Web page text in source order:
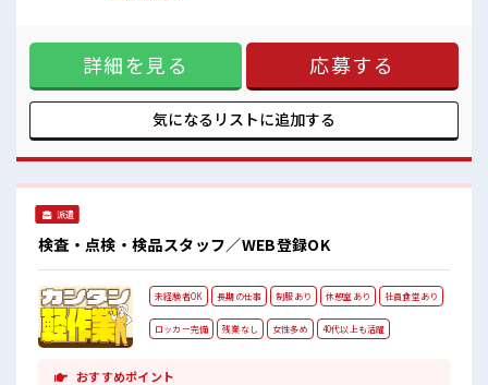
女性多めで休み時間は女子トークがあふれる職場です！
もちろん男性の応募もOKですよ！
少人数ですぐに馴染むことができそう♪
アットホームな環境☆
ランクがあっても大丈夫♪ 経験はちょっとだけ…という方も
OK！ ≪女性も働きやすい職場≫ もちろん男性の応募も歓迎
ですよ！ ≪土日祝休のお仕事≫ 家族や友人と一緒にプライベ
ート満喫！ ≪ラクラク制服アリ≫ 制服があるので、 毎日の服
装の悩み解消♪ ■職場の雰囲気 女性多めで休み時間は女子ト
ークがあふれる職場です！ もちろん男性の応募もOKですよ！
☆
詳細を見る 応募する
気になるリストに追加する
派遣
検査・点検・検品スタッフ／WEB登録OK
未経験者OK 長期の仕事 制服あり 休憩室あり 社員食堂あり
ロッカー完備 残業なし 女性多め 40代以上も活躍
おすすめポイント